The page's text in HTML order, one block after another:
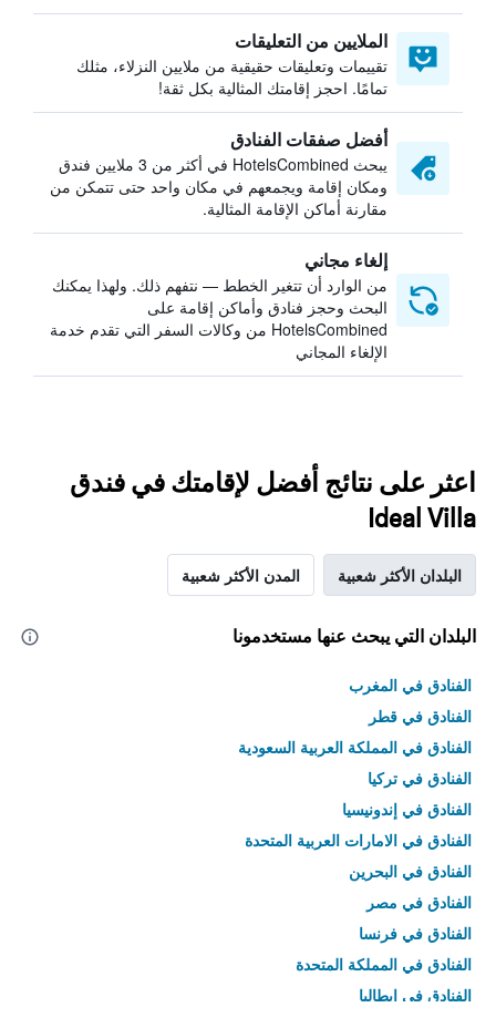
الملايين من التعليقات
تقييمات وتعليقات حقيقية من ملايين النزلاء، مثلك
تمامًا. احجز إقامتك المثالية بكل ثقة!
أفضل صفقات الفنادق
يبحث HotelsCombined في أكثر من 3 ملايين فندق
ومكان إقامة ويجمعهم في مكان واحد حتى تتمكن من
مقارنة أماكن الإقامة المثالية.
إلغاء مجاني
من الوارد أن تتغير الخطط — نتفهم ذلك. ولهذا يمكنك
البحث وحجز فنادق وأماكن إقامة على
HotelsCombined من وكالات السفر التي تقدم خدمة
الإلغاء المجاني
اعثر على نتائج أفضل لإقامتك في فندق
Ideal Villa
البلدان الأكثر شعبية المدن الأكثر شعبية
البلدان التي يبحث عنها مستخدمونا
الفنادق في المغرب
الفنادق في قطر
الفنادق في المملكة العربية السعودية
الفنادق في تركيا
الفنادق في إندونيسيا
الفنادق في الامارات العربية المتحدة
الفنادق في البحرين
الفنادق في مصر
الفنادق في فرنسا
الفنادق في المملكة المتحدة
الفنادق في إيطاليا